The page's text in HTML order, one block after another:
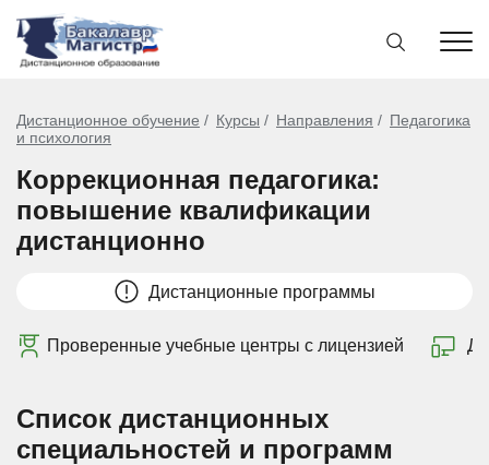
Дистанционное обучение Курсы Направления
Педагогика
и психология
Коррекционная педагогика:
повышение квалификации
дистанционно
Дистанционные программы
Проверенные учебные центры с лицензией
Список дистанционных
специальностей и программ